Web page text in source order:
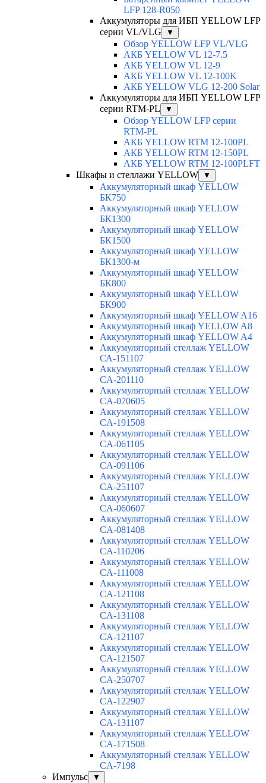
LFP 128-R050
Аккумуляторы для ИБП YELLOW LFP
серии VL/VLG
▼
Обзор YELLOW LFP VL/VLG
АКБ YELLOW VL 12-7.5
АКБ YELLOW VL 12-9
АКБ YELLOW VL 12-100K
АКБ YELLOW VLG 12-200 Solar
Аккумуляторы для ИБП YELLOW LFP
серии RTM-PL
▼
Обзор YELLOW LFP серии
RTM-PL
АКБ YELLOW RTM 12-100PL
АКБ YELLOW RTM 12-150PL
АКБ YELLOW RTM 12-100PLFT
Шкафы и стеллажи YELLOW
▼
Аккумуляторный шкаф YELLOW
БК750
Аккумуляторный шкаф YELLOW
БК1300
Аккумуляторный шкаф YELLOW
БК1500
Аккумуляторный шкаф YELLOW
БК1300-м
Аккумуляторный шкаф YELLOW
БК800
Аккумуляторный шкаф YELLOW
БК900
Аккумуляторный шкаф YELLOW A16
Аккумуляторный шкаф YELLOW A8
Аккумуляторный шкаф YELLOW A4
Аккумуляторный стеллаж YELLOW
СА-151107
Аккумуляторный стеллаж YELLOW
CA-201110
Аккумуляторный стеллаж YELLOW
CA-070605
Аккумуляторный стеллаж YELLOW
CA-191508
Аккумуляторный стеллаж YELLOW
CA-061105
Аккумуляторный стеллаж YELLOW
CA-091106
Аккумуляторный стеллаж YELLOW
CA-251107
Аккумуляторный стеллаж YELLOW
CA-060607
Аккумуляторный стеллаж YELLOW
CA-081408
Аккумуляторный стеллаж YELLOW
CA-110206
Аккумуляторный стеллаж YELLOW
CA-111008
Аккумуляторный стеллаж YELLOW
CA-121108
Аккумуляторный стеллаж YELLOW
CA-131108
Аккумуляторный стеллаж YELLOW
CA-121107
Аккумуляторный стеллаж YELLOW
CA-121507
Аккумуляторный стеллаж YELLOW
CA-250707
Аккумуляторный стеллаж YELLOW
CA-122907
Аккумуляторный стеллаж YELLOW
CA-131107
Аккумуляторный стеллаж YELLOW
CA-171508
Аккумуляторный стеллаж YELLOW
CA-7198
Импульс
▼